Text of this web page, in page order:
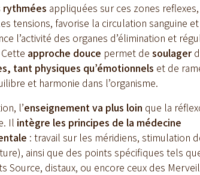
rythmées appliquées sur ces zones
tensions, favorise la circulation sanguine et
l’activité des organes d’élimination et
approche douce permet desoulager
tant physiques qu’émotionnels et de
et harmonie dans l’organisme.
l’enseignement va plus loin que la
Il intègre les principes de la médecine
: travail sur les méridiens, stimulation
ainsi que des points spécifiques tels
Source, distaux, ou encore ceux des